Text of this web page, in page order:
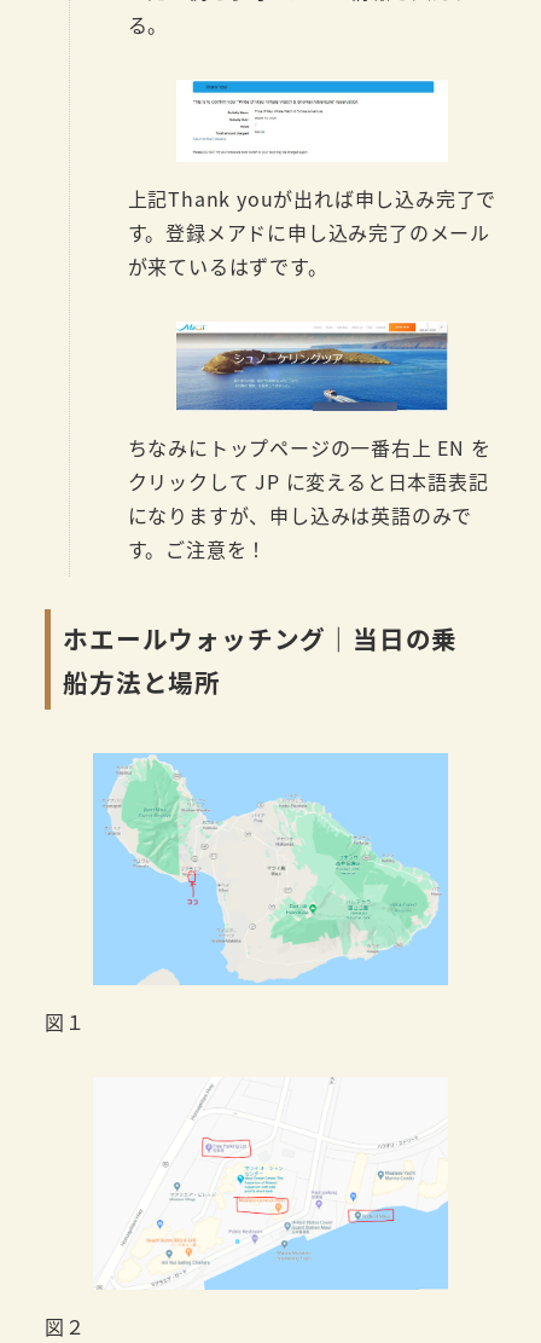
る。
上記Thank youが出れば申し込み完了で
す。登録メアドに申し込み完了のメール
が来ているはずです。
ちなみにトップページの一番右上 EN を
クリックして JP に変えると日本語表記
になりますが、申し込みは英語のみで
す。ご注意を！
ホエールウォッチング｜当日の乗
船方法と場所
図１
図２